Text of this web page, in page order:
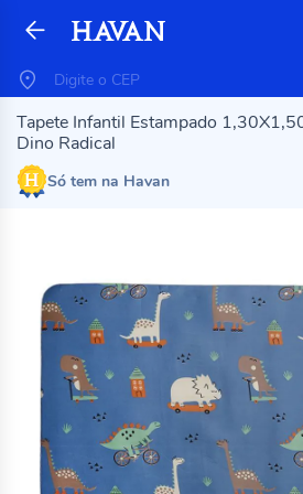
Tapete Infantil Estampado
Dino Radical
Só tem na Havan